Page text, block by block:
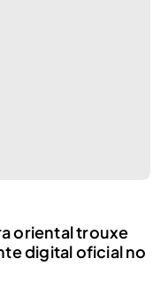
oriental trouxe
digital oficial no